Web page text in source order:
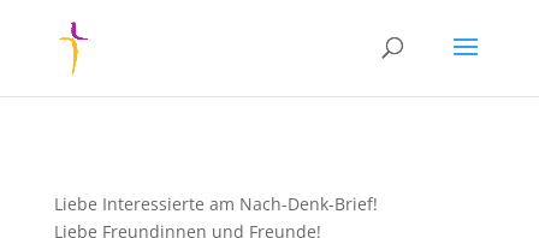
Liebe Interessierte am Nach-Denk-Brief!​​​​​
Liebe Freundinnen und Freunde!